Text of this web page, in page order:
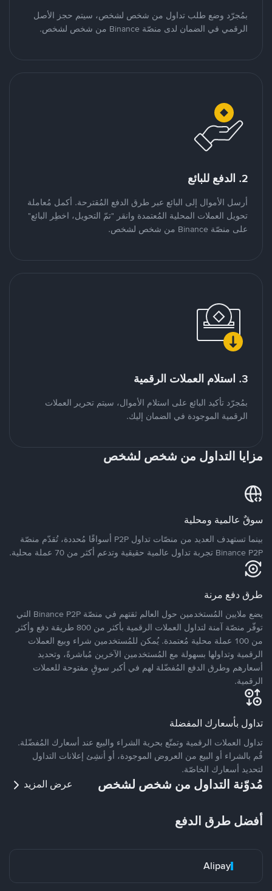
بمُجرّد وضع طلب تداول من شخص لشخص، سيتم حجز الأصل
الرقمي في الضمان لدى منصّة Binance من شخص لشخص.
2. الدفع للبائع
أرسل الأموال إلى البائع عبر طرق الدفع المُقترحة. أكمل مُعاملة
تحويل العملات المحلية المُعتمدة وانقر "تمّ التحويل، اخطِر البائع"
على منصّة Binance من شخص لشخص.
3. استلام العملات الرقمية
بمُجرّد تأكيد البائع على استلام الأموال، سيتم تحرير العملات
الرقمية الموجودة في الضمان إليك.
مزايا التداول من شخص لشخص
سوقٌ عالمية ومحلية
بينما تستهدف العديد من منصّات تداول P2P أسواقًا مُحددة، تُقدّم منصّة
Binance P2P تجربة تداول عالمية حقيقية وتدعم أكثر من 70 عملة محلية.
طرق دفع مرنة
يضع ملايين المُستخدمين حول العالم ثقتهم في منصّة Binance P2P التي
توفّر منصّة آمنة لتداول العملات الرقمية بأكثر من 800 طريقة دفع وأكثر
من 100 عملة محلية مُعتمدة. يُمكن للمُستخدمين شراء وبيع العملات
الرقمية وتداولها بسهولة مع المُستخدمين الآخرين مُباشرةً، وتحديد
أسعارهم وطرق الدفع المُفضّلة لهم في أكبر سوقٍ مفتوحة للعملات
الرقمية.
تداول بأسعارك المفضلة
تداول العملات الرقمية وتمتّع بحرية الشراء والبيع عند أسعارك المُفضّلة.
قُم بالشراء أو البيع من العروض الموجودة، أو أنشِئ إعلانات التداول
لتحديد أسعارك الخاصّة.
مُدوّنة التداول من شخص لشخص عرض المزيد
أفضل طرق الدفع
Alipay